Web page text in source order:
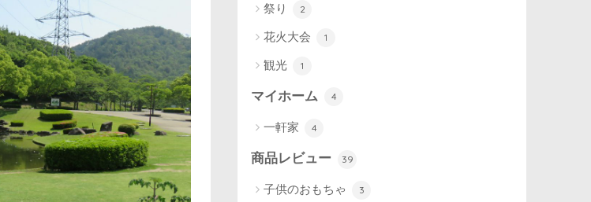
祭り 2
花火大会 1
観光 1
マイホーム 4
一軒家 4
商品レビュー 39
子供のおもちゃ 3